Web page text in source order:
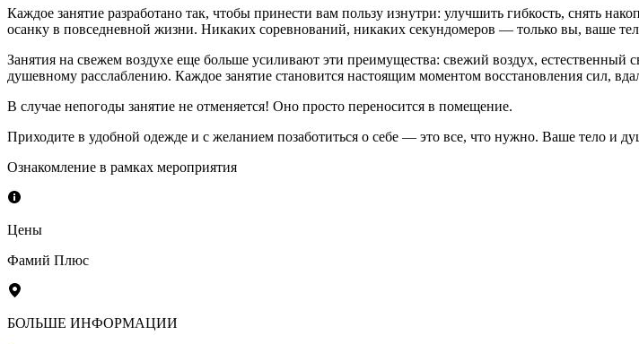
Каждое занятие разработано так, чтобы принести вам пользу изнутри: улучшить гибкость, снять
осанку в повседневной жизни. Никаких соревнований, никаких секундомеров — только вы, ваше
Занятия на свежем воздухе еще больше усиливают эти преимущества: свежий воздух,
душевному расслаблению. Каждое занятие становится настоящим моментом восстановления сил,
В случае непогоды занятие не отменяется! Оно просто переносится в помещение.
Приходите в удобной одежде и с желанием позаботиться о себе — это все, что нужно. Ваше тело и
Ознакомление в рамках мероприятия
Цены
Фамий Плюс
БОЛЬШЕ ИНФОРМАЦИИ